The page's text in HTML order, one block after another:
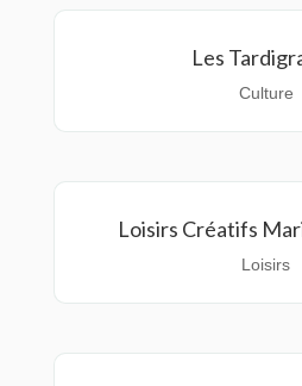
Les
Culture
Loisirs Créatifs
Loisirs